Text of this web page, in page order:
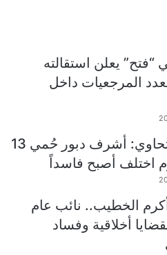
“فتح” يعلن استقالته
المرجعيات داخل
قيادي فتحاوي: أشرف دبور حُمي 13
اختلف أصبح فاسداً
الخطيب.. نائب عام
أخلاقية وفساد